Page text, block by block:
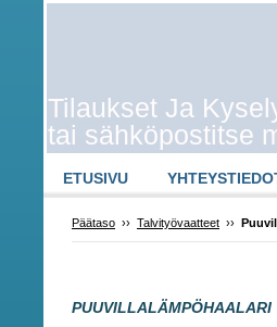
Tilaukset Ja
tai sähköpostitse
ETUSIVU
Päätaso ›› Talvityövaatteet ››
PUUVILLALÄMPÖHAALARI